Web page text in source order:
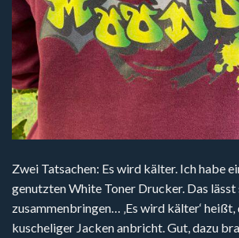
Zwei Tatsachen: Es wird kälter. Ich habe
genutzten White Toner Drucker. Das lässt
zusammenbringen… ‚Es wird kälter‘
kuscheliger Jacken anbricht. Gut, dazu